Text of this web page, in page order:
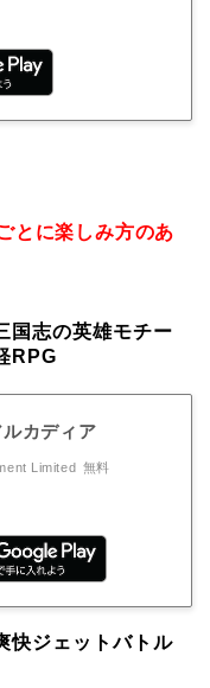
とに楽しみ方のあ
国志の英雄モチー
RPG
ルカディア
Limited 無料
快ジェットバトル